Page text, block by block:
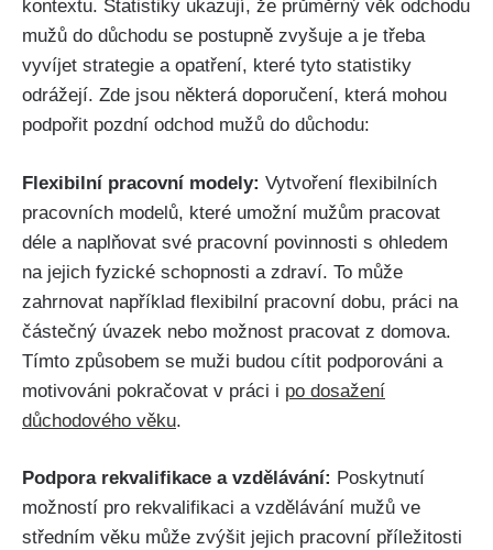
kontextu. Statistiky ukazují, že průměrný věk odchodu
mužů do důchodu se postupně zvyšuje a je třeba
vyvíjet strategie a opatření, které tyto statistiky
odrážejí. Zde jsou některá doporučení, která mohou
podpořit pozdní odchod mužů do důchodu:
Flexibilní pracovní modely: Vytvoření flexibilních
pracovních modelů, které umožní mužům pracovat
déle a naplňovat své pracovní povinnosti s ohledem
na jejich fyzické schopnosti a zdraví. To může
zahrnovat například flexibilní pracovní dobu, práci na
částečný úvazek nebo možnost pracovat z domova.
Tímto způsobem se muži budou cítit podporováni a
motivováni pokračovat v práci i po dosažení
důchodového věku.
Podpora rekvalifikace a vzdělávání: Poskytnutí
možností pro rekvalifikaci a vzdělávání mužů ve
středním věku může zvýšit jejich pracovní příležitosti